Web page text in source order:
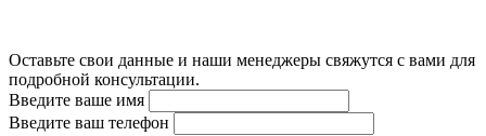
Оставьте свои данные и наши менеджеры свяжутся с вами для
подробной консультации.
Введите ваше имя
Введите ваш телефон